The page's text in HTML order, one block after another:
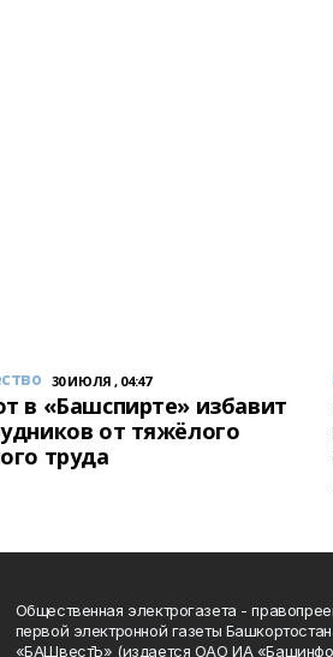
30 ИЮЛЯ , 04:47
в «Башспирте» избавит
от тяжёлого
труда
Общественная электрогазета -
первой электронной газеты
«БАШвестЪ» (издается ОАО ИА